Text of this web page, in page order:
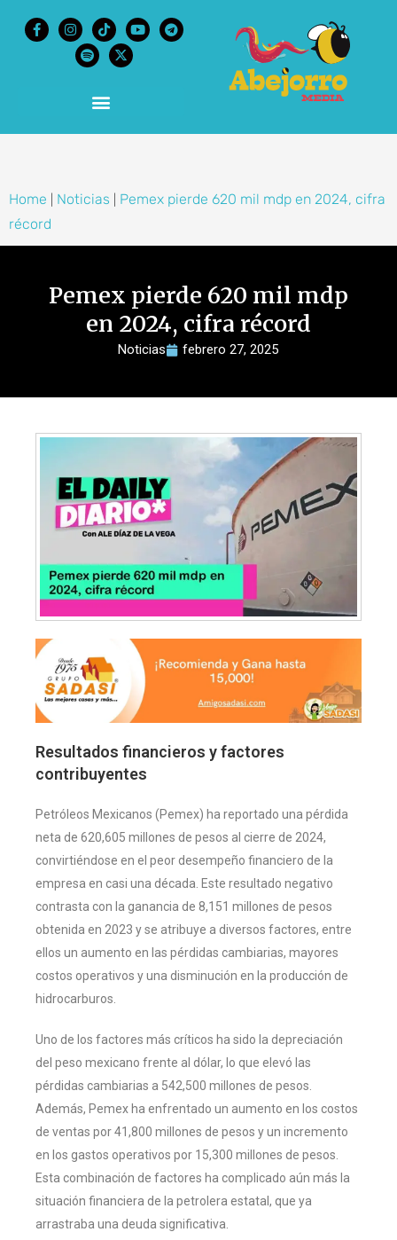
Home Noticias
Pemex pierde 620 mil mdp en 2024, cifra
récord
Pemex pierde 620 mil mdp
en 2024, cifra récord
Noticias febrero 27, 2025
Resultados financieros y factores
contribuyentes
Petróleos Mexicanos (Pemex) ha reportado una pérdida
neta de 620,605 millones de pesos al cierre de 2024,
convirtiéndose en el peor desempeño financiero de la
empresa en casi una década. Este resultado negativo
contrasta con la ganancia de 8,151 millones de pesos
obtenida en 2023 y se atribuye a diversos factores, entre
ellos un aumento en las pérdidas cambiarias, mayores
costos operativos y una disminución en la producción de
hidrocarburos.
Uno de los factores más críticos ha sido la depreciación
del peso mexicano frente al dólar, lo que elevó las
pérdidas cambiarias a 542,500 millones de pesos.
Además, Pemex ha enfrentado un aumento en los costos
de ventas por 41,800 millones de pesos y un incremento
en los gastos operativos por 15,300 millones de pesos.
Esta combinación de factores ha complicado aún más la
situación financiera de la petrolera estatal, que ya
arrastraba una deuda significativa.